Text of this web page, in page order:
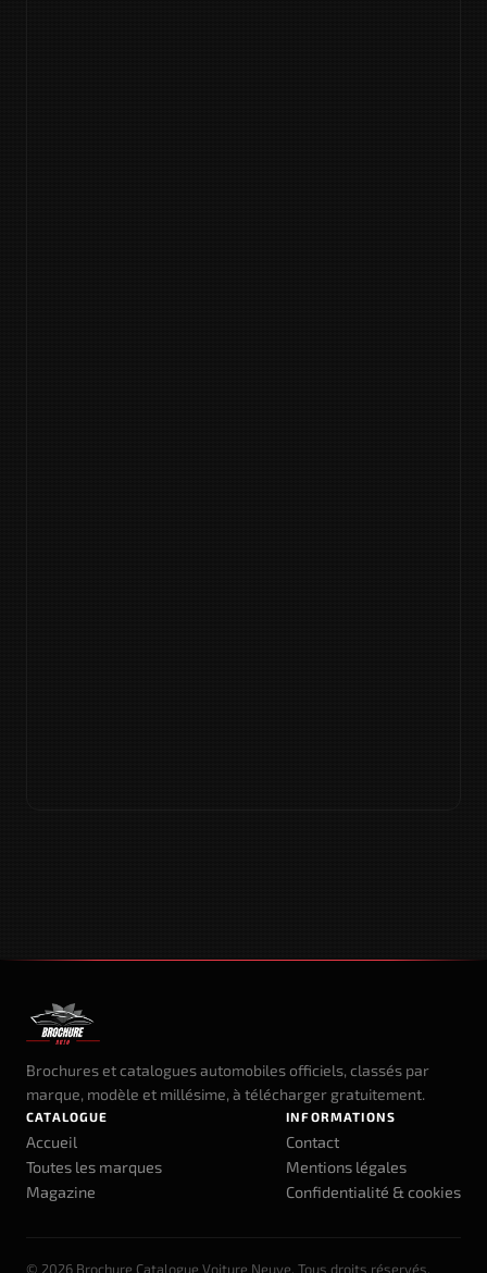
Brochures et catalogues automobiles officiels, classés par
marque, modèle et millésime, à télécharger gratuitement.
CATALOGUE
Accueil
Toutes les marques
Magazine
INFORMATIONS
Contact
Mentions légales
Confidentialité & cookies
© 2026 Brochure Catalogue Voiture Neuve. Tous droits réservés.